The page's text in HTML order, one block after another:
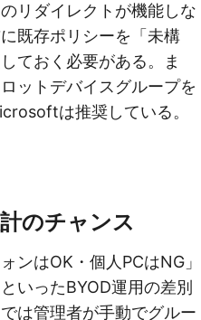
リダイレクトが機能しな
既存ポリシーを「未構
ておく必要がある。ま
ットデバイスグループを
は推奨している。
のチャンス
ンはOK・個人PCはNG」
いったBYOD運用の差別
は管理者が手動でグルー